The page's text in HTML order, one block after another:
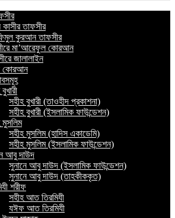
কাসীর তাফসীর
কুরআন তাফসীর
মা’আরেফুল কোরআন
জালালাইন
কোরআন
সহীহ বুখারী (তাওহীদ প্রকাশনা)
সহীহ বুখারী (ইসলামিক ফাউন্ডেশন)
মুসলিম
সহীহ মুসলিম (হাদিস একাডেমি)
সহীহ মুসলিম (ইসলামিক ফাউন্ডেশন)
আবু দাউদ
সুনানে আবু দাউদ (ইসলামিক ফাউন্ডেশন)
সুনানে আবু দাউদ (তাহকীককৃত)
শরীফ
সহীহ আত তিরমিযী
যঈফ আত তিরমিযী